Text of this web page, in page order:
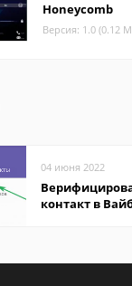
Honeycomb
Версия: 1.0 (0.12
04 июня 2022
контакт в